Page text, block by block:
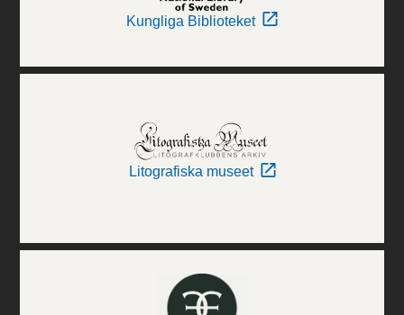
Kungliga Biblioteket
Litografiska museet